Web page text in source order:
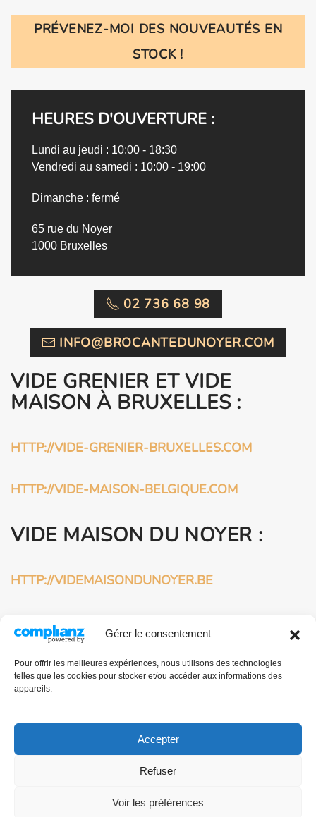
Gérer le consentement
Pour offrir les meilleures expériences, nous utilisons des technologies
telles que les cookies pour stocker et/ou accéder aux informations des
appareils.
Accepter
Refuser
Voir les préférences
PRÉVENEZ-MOI DES NOUVEAUTÉS EN
STOCK !
HEURES D'OUVERTURE :
Lundi au jeudi : 10:00 - 18:30
Vendredi au samedi : 10:00 - 19:00
Dimanche : fermé
65 rue du Noyer
1000 Bruxelles
02 736 68 98
INFO@BROCANTEDUNOYER.COM
VIDE GRENIER ET VIDE
MAISON À BRUXELLES :
HTTP://VIDE-GRENIER-BRUXELLES.COM
HTTP://VIDE-MAISON-BELGIQUE.COM
VIDE MAISON DU NOYER :
HTTP://VIDEMAISONDUNOYER.BE
HTTP://VIDEMAISONDUNOYER.COM
BROCANTEUR
PROFESSIONNEL À
HTTP://BROCANTE-BRUXELLES.COM